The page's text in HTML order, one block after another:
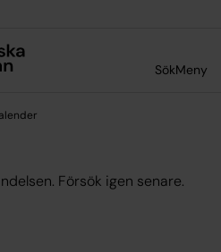
SökMeny
Försök igen senare.